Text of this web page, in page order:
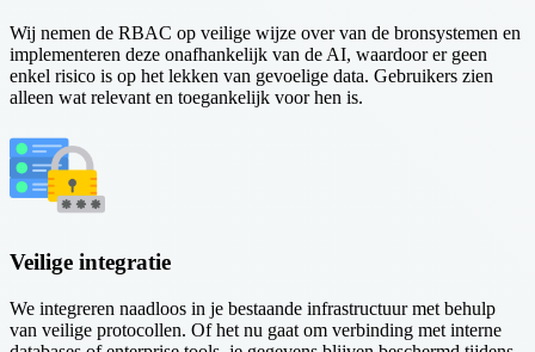
Wij nemen de RBAC op veilige wijze over van de bronsystemen en
implementeren deze onafhankelijk van de AI, waardoor er geen
enkel risico is op het lekken van gevoelige data. Gebruikers zien
alleen wat relevant en toegankelijk voor hen is.
Veilige integratie
We integreren naadloos in je bestaande infrastructuur met behulp
van veilige protocollen. Of het nu gaat om verbinding met interne